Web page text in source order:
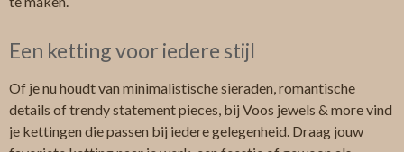
Een ketting voor iedere stijl
Of je nu houdt van minimalistische sieraden, romantische
details of trendy statement pieces, bij Voos jewels & more vind
je kettingen die passen bij iedere gelegenheid. Draag jouw